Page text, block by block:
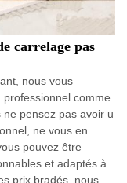
carrelage pas
nous vous
professionnel comme
pensez pas avoir u
ne vous en
pouvez être
et adaptés à
prix bradés, nous